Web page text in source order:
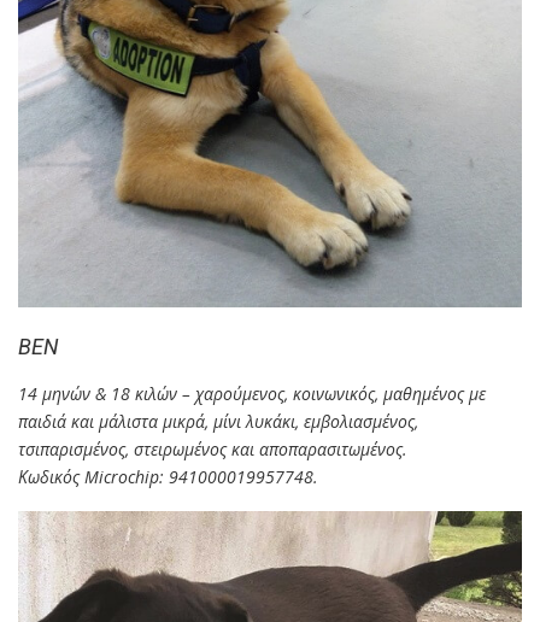
ΒEN
14 μηνών & 18 κιλών – χαρούμενος, κοινωνικός, μαθημένος με
παιδιά και μάλιστα μικρά, μίνι λυκάκι, εμβολιασμένος,
τσιπαρισμένος, στειρωμένος και αποπαρασιτωμένος.
Κωδικός Microchip: 941000019957748.